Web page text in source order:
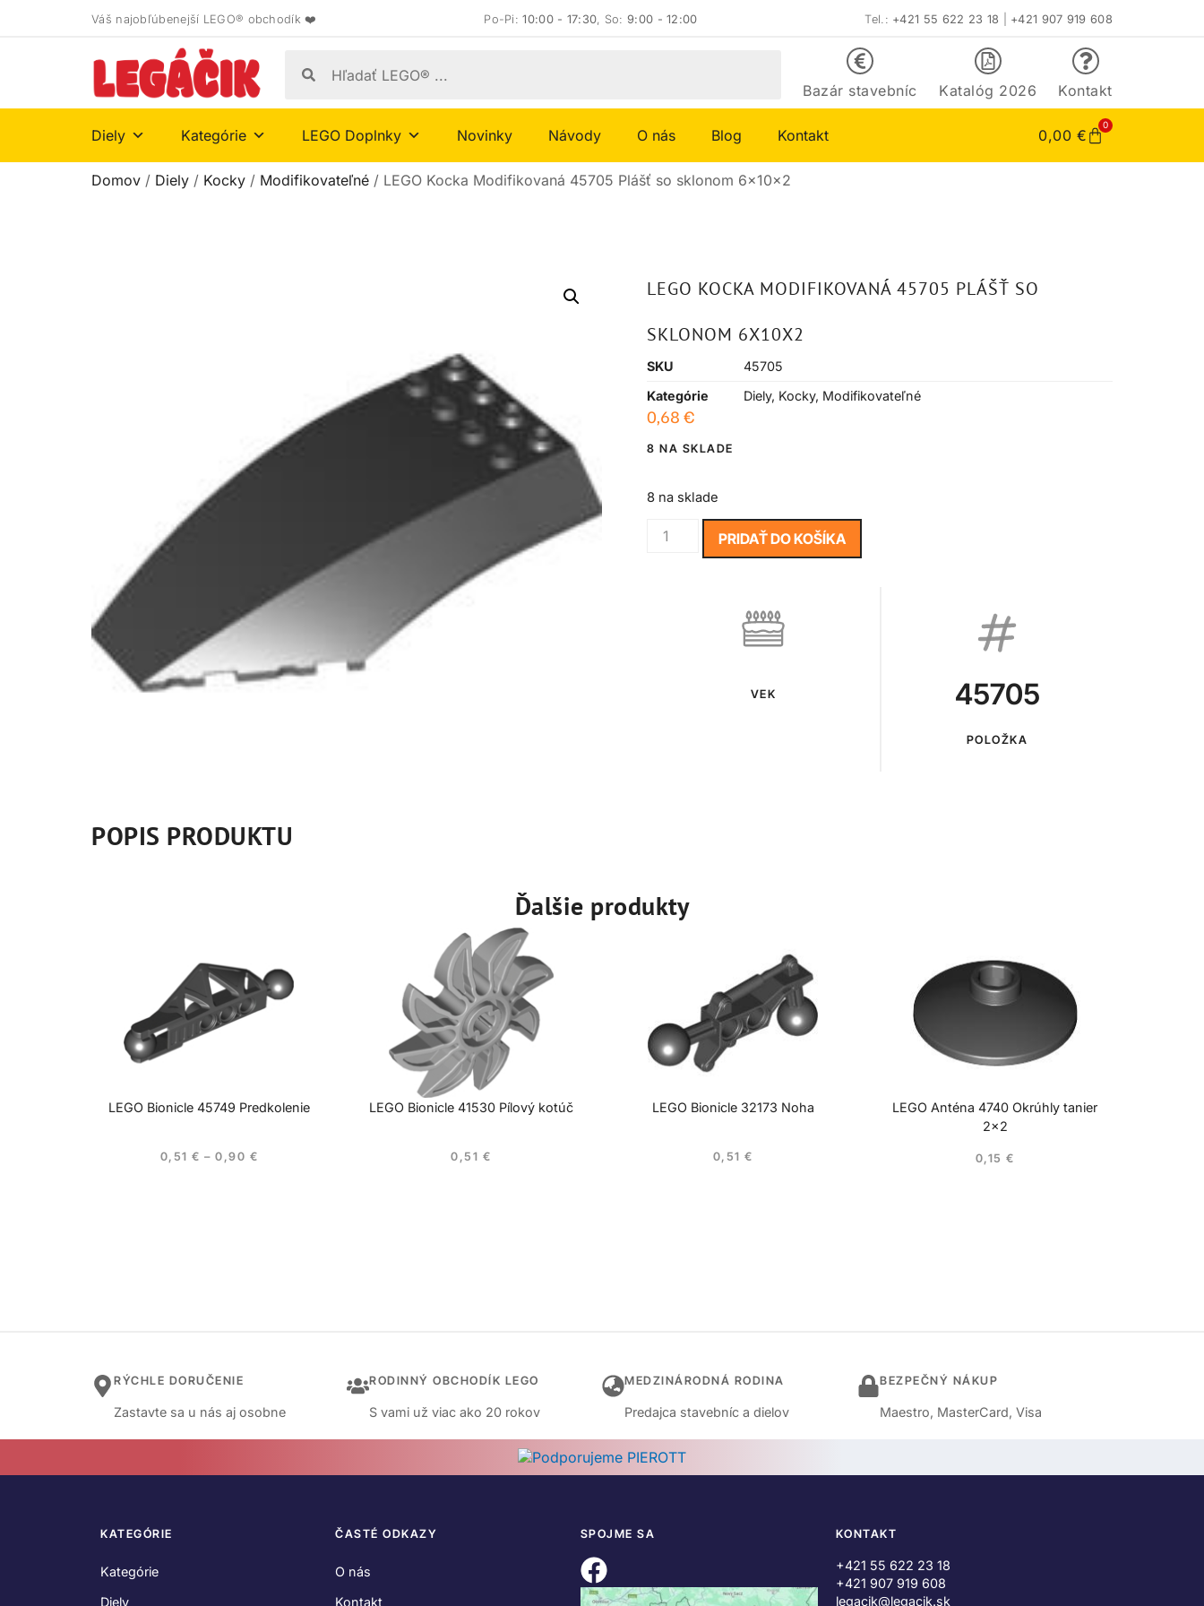
Váš najobľúbenejší LEGO® obchodík ❤️ Po-Pi:10:00 - 17:30, So:9:00 - 12:00 Tel.: +421 55 622 23 18 +421 907 919 608
Bazár stavebníc Katalóg 2026 Kontakt
Diely Kategórie LEGO Doplnky Novinky Návody O nás Blog Kontakt 0,00 €
0
Domov / Diely / Kocky / Modifikovateľné / LEGO Kocka Modifikovaná 45705 Plášť so sklonom 6x10x2
LEGO KOCKA MODIFIKOVANÁ 45705 PLÁŠŤ SO
SKLONOM 6X10X2
SKU
45705
Kategórie
Diely, Kocky, Modifikovateľné
0,68 €
8 NA SKLADE
8 na sklade
PRIDAŤ DO KOŠÍKA
VEK 45705
POLOŽKA
POPIS PRODUKTU
Ďalšie produkty
LEGO Bionicle 45749 Predkolenie
0,51 € – 0,90 €
LEGO Bionicle 41530 Pílový kotúč
0,51 €
LEGO Bionicle 32173 Noha
0,51€
LEGO Anténa 4740 Okrúhly tanier
2×2
0,15€
RÝCHLE DORUČENIE
Zastavte sa u nás aj osobne
RODINNÝ OBCHODÍK LEGO
S vami už viac ako 20 rokov
MEDZINÁRODNÁ RODINA
Predajca stavebníc a dielov
BEZPEČNÝ NÁKUP
Maestro, MasterCard, Visa
KATEGÓRIE
Kategórie
Diely
ČASTÉ ODKAZY
O nás
Kontakt
SPOJME SA KONTAKT
+421 55 622 23 18
+421 907 919 608
legacik@legacik.sk